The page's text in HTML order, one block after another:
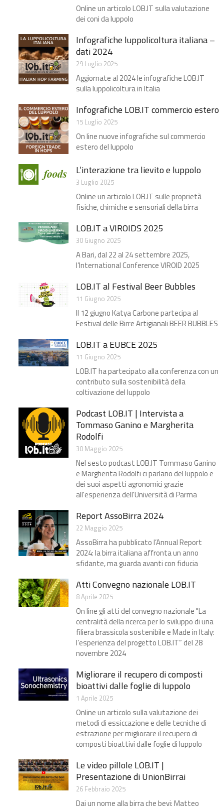
Online un articolo LOB.IT sulla valutazione
dei coni da luppolo
Infografiche luppolicoltura italiana –
dati 2024
29 Luglio 2025
Aggiornate al 2024 le infografiche LOB.IT
sulla luppolicoltura in Italia
Infografiche LOB.IT commercio estero
15 Luglio 2025
On line nuove infografiche sul commercio
estero del luppolo
L’interazione tra lievito e luppolo
3 Luglio 2025
Online un articolo LOB.IT sulle proprietà
fisiche, chimiche e sensoriali della birra
LOB.IT a VIROIDS 2025
30 Giugno 2025
A Bari, dal 22 al 24 settembre 2025,
l’International Conference VIROID 2025
LOB.IT al Festival Beer Bubbles
11 Giugno 2025
Il 12 giugno Katya Carbone partecipa al
Festival delle Birre Artigianali BEER BUBBLES
LOB.IT a EUBCE 2025​
11 Giugno 2025
LOB.IT ha partecipato alla conferenza con un
contributo sulla sostenibilità della
coltivazione del luppolo
Podcast LOB.IT | Intervista a
Tommaso Ganino e Margherita
Rodolfi
30 Maggio 2025
Nel sesto podcast LOB.IT Tommaso Ganino
e Margherita Rodolfi ci parlano del luppolo e
dei suoi aspetti agronomici grazie
all'esperienza dell'Università di Parma
Report AssoBirra 2024
22 Maggio 2025
AssoBirra ha pubblicato l’Annual Report
2024: la birra italiana affronta un anno
sfidante, ma guarda avanti con fiducia
Atti Convegno nazionale LOB.IT
8 Aprile 2025
On line gli atti del convegno nazionale "La
centralità della ricerca per lo sviluppo di una
filiera brassicola sostenibile e Made in Italy:
l’esperienza del progetto LOB.IT” del 28
novembre 2024
Migliorare il recupero di composti
bioattivi dalle foglie di luppolo
1 Aprile 2025
Online un articolo sulla valutazione dei
metodi di essiccazione e delle tecniche di
estrazione per migliorare il recupero di
composti bioattivi dalle foglie di luppolo
Le video pillole LOB.IT |
Presentazione di UnionBirrai
26 Febbraio 2025
Dai un nome alla birra che bevi: Matteo